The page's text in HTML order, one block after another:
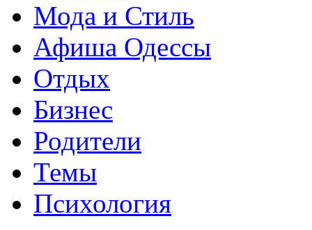
Мода и Стиль
Афиша Одессы
Отдых
Бизнес
Родители
Темы
Психология